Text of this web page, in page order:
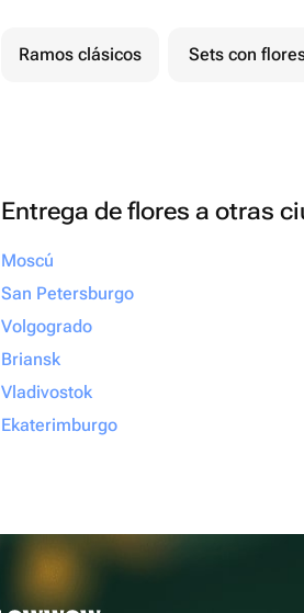
Ramos clásicos Sets con
Entrega de flores a otras
Moscú
San Petersburgo
Volgogrado
Briansk
Vladivostok
Ekaterimburgo